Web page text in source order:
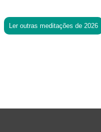
Ler outras meditações de 2026